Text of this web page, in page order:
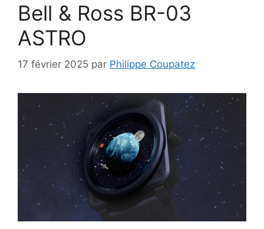
Bell & Ross BR-03
ASTRO
17 février 2025 par Philippe Coupatez